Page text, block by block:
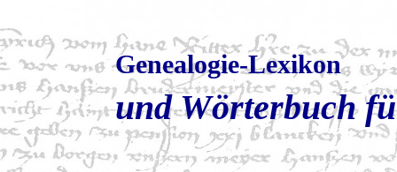
Genealogie-Lexikon
und Wörterbuch